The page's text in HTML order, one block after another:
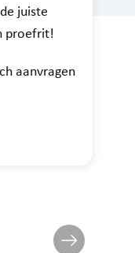
juiste
proefrit!
aanvragen